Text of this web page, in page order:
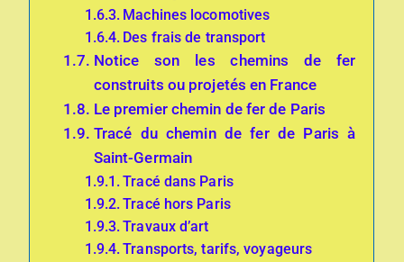
Machines locomotives
Des frais de transport
Notice son les chemins de fer
construits ou projetés en France
Le premier chemin de fer de Paris
Tracé du chemin de fer de Paris à
Saint-Germain
Tracé dans Paris
Tracé hors Paris
Travaux d’art
Transports, tarifs, voyageurs